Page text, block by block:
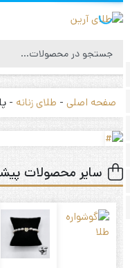
صفحه اصلی- طلای زنانه-
سایر محصولات